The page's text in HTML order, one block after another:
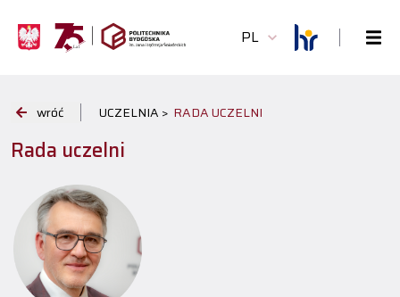
PL
wróć UCZELNIA > RADA UCZELNI
Rada uczelni